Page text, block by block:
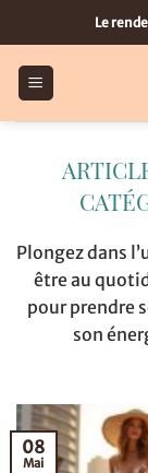
au
contenu
Le
Plongez dans
être au
pour prendre
son
08
Mai